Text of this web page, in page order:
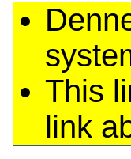
This
link